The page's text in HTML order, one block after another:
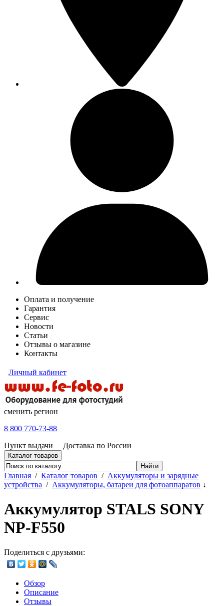
Оплата и получение
Гарантия
Сервис
Новости
Статьи
Отзывы о магазине
Контакты
Личный кабинет
сменить регион
8 800 770-73-88
Пункт выдачи
Доставка по России
Каталог товаров
Главная / Каталог товаров / Аккумуляторы и зарядные
устройства / Аккумуляторы, батареи для фотоаппаратов ↓
Аккумулятор STALS SONY
NP-F550
Поделиться с друзьями:
Обзор
Описание
Отзывы